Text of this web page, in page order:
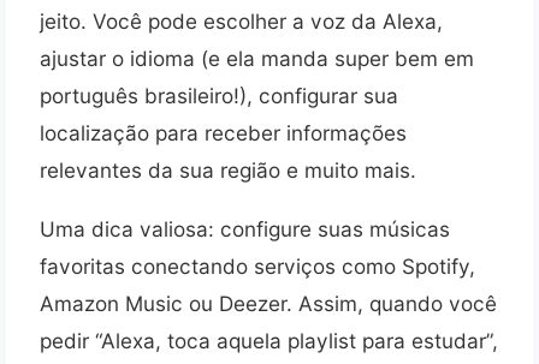
jeito. Você pode escolher a voz da Alexa,
ajustar o idioma (e ela manda super bem em
português brasileiro!), configurar sua
localização para receber informações
relevantes da sua região e muito mais.
Uma dica valiosa: configure suas músicas
favoritas conectando serviços como Spotify,
Amazon Music ou Deezer. Assim, quando você
pedir “Alexa, toca aquela playlist para estudar”,